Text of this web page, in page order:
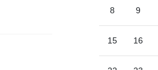
8 9
15 16